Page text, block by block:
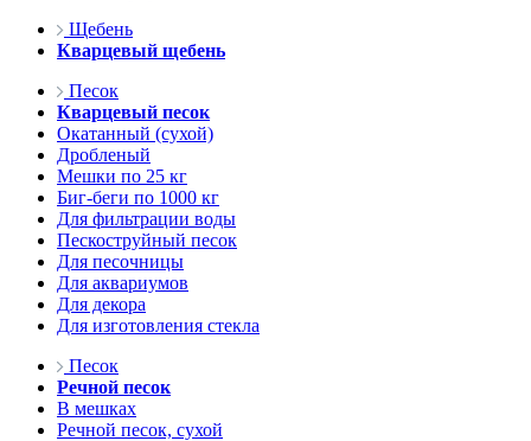
Щебень
Кварцевый щебень
Песок
Кварцевый песок
Окатанный (сухой)
Дробленый
Мешки по 25 кг
Биг-беги по 1000 кг
Для фильтрации воды
Пескоструйный песок
Для песочницы
Для аквариумов
Для декора
Для изготовления стекла
Песок
Речной песок
В мешках
Речной песок, сухой